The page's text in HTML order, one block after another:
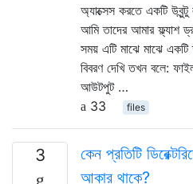
অ্যাক্সেস করতে একটি
আমি তাদের আমার ফ্ল্যাশ
সময় এটি মাঝে মাঝে
বিবরণ দেখি তখন বলে:
আউটপুট …
33
files
3
কেন প্রতিটি
আকার থাকে?